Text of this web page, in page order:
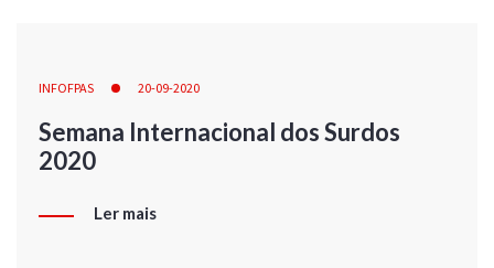
INFOFPAS 20-09-2020
Semana Internacional dos Surdos
2020
Ler mais